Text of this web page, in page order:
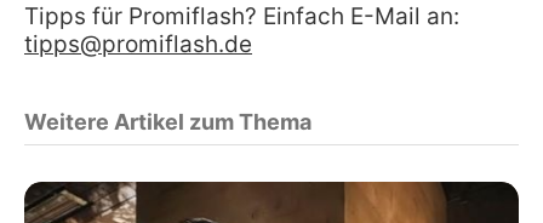
Tipps für Promiflash? Einfach E-Mail an:
tipps@promiflash.de
Weitere Artikel zum Thema